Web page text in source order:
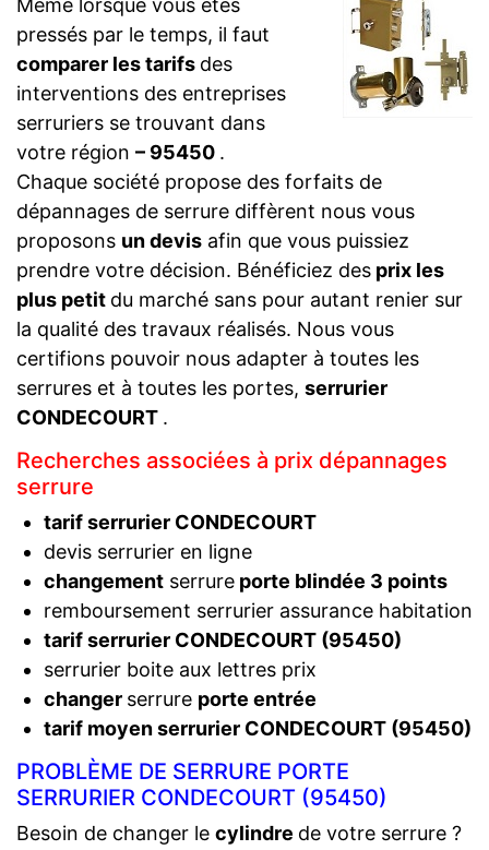
Même lorsque vous êtes
pressés par le temps, il faut
comparer les tarifs des
interventions des entreprises
serruriers se trouvant dans
votre région – 95450 .
Chaque société propose des forfaits de
dépannages de serrure diffèrent nous vous
proposons un devis afin que vous puissiez
prendre votre décision. Bénéficiez des prix les
plus petit du marché sans pour autant renier sur
la qualité des travaux réalisés. Nous vous
certifions pouvoir nous adapter à toutes les
serrures et à toutes les portes, serrurier
CONDECOURT .
Recherches associées à prix dépannages
serrure
tarif serrurier CONDECOURT
devis serrurier en ligne
changementserrureporte blindée 3 points
remboursement serrurier assurance habitation
tarif serrurier CONDECOURT (95450)
serrurier boite aux lettres prix
changer serrure porte entrée
tarif moyen serrurier CONDECOURT (95450)
PROBLÈME DE SERRURE PORTE
SERRURIER CONDECOURT (95450)
Besoin de changer le cylindre de votre serrure ?